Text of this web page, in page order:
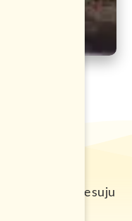
zemlju i interesuju
tekstu,